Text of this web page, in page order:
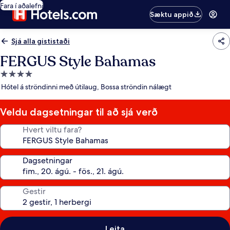
Fara í aðalefni
Sæktu appið
Sjá alla gististaði
FERGUS Style Bahamas
4.0
stjörnu
Hótel á ströndinni með útilaug, Bossa ströndin nálægt
Veldu dagsetningar til að sjá verð
Hvert viltu fara?
Dagsetningar
Gestir